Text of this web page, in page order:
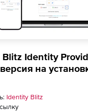
Identity
на
ПРОД-
Identity Blitz